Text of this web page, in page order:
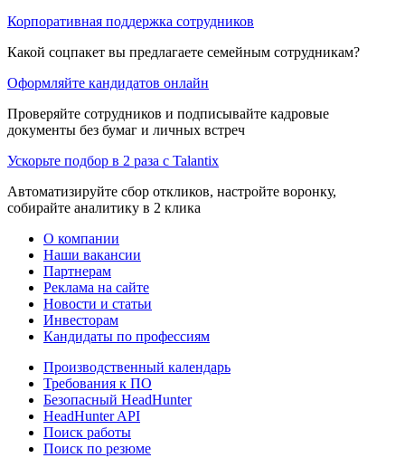
Корпоративная поддержка сотрудников
Какой соцпакет вы предлагаете семейным сотрудникам?
Оформляйте кандидатов онлайн
Проверяйте сотрудников и подписывайте кадровые
документы без бумаг и личных встреч
Ускорьте подбор в 2 раза с Talantix
Автоматизируйте сбор откликов, настройте воронку,
собирайте аналитику в 2 клика
О компании
Наши вакансии
Партнерам
Реклама на сайте
Новости и статьи
Инвесторам
Кандидаты по профессиям
Производственный календарь
Требования к ПО
Безопасный HeadHunter
HeadHunter API
Поиск работы
Поиск по резюме